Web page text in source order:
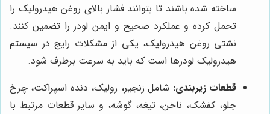
ساخته شده باشند تا بتوانند فشار بالای روغن هیدرولیک را
تحمل کرده و عملکرد صحیح و ایمن لودر را تضمین کنند.
نشتی روغن هیدرولیک، یکی از مشکلات رایج در سیستم
هیدرولیک لودرها است که باید به سرعت برطرف شود.
قطعات زیربندی: شامل زنجیر، رولیک، دنده اسپراکت، چرخ
جلو، کفشک، ناخن، تیغه، گوشه، و سایر قطعات مرتبط با